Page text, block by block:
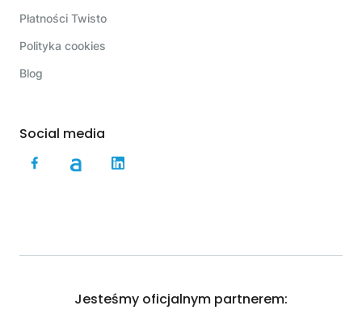
Płatności Twisto
Polityka cookies
Blog
Social media
Jesteśmy oficjalnym partnerem: